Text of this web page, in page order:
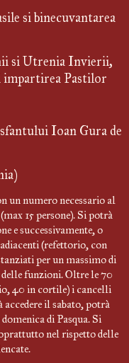
si binecuvantarea
si Utrenia Invierii,
impartirea Pastilor
Ioan Gura de
un numero necessario al
15 persone). Si potrà
e successivamente, o
(refettorio, con
per un massimo di
funzioni. Oltre le 70
40 in cortile) i cancelli
il sabato, potrà
di Pasqua. Si
nel rispetto delle